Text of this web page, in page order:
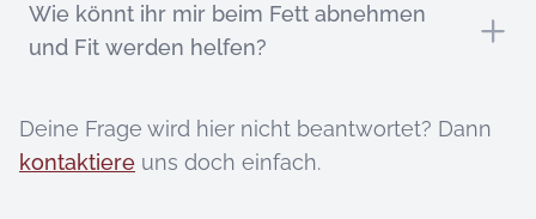
Wie könnt ihr mir beim Fett abnehmen
und Fit werden helfen?
Deine Frage wird hier nicht beantwortet? Dann
kontaktiere uns doch einfach.